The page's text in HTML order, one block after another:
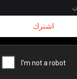
اشترك
اشترك